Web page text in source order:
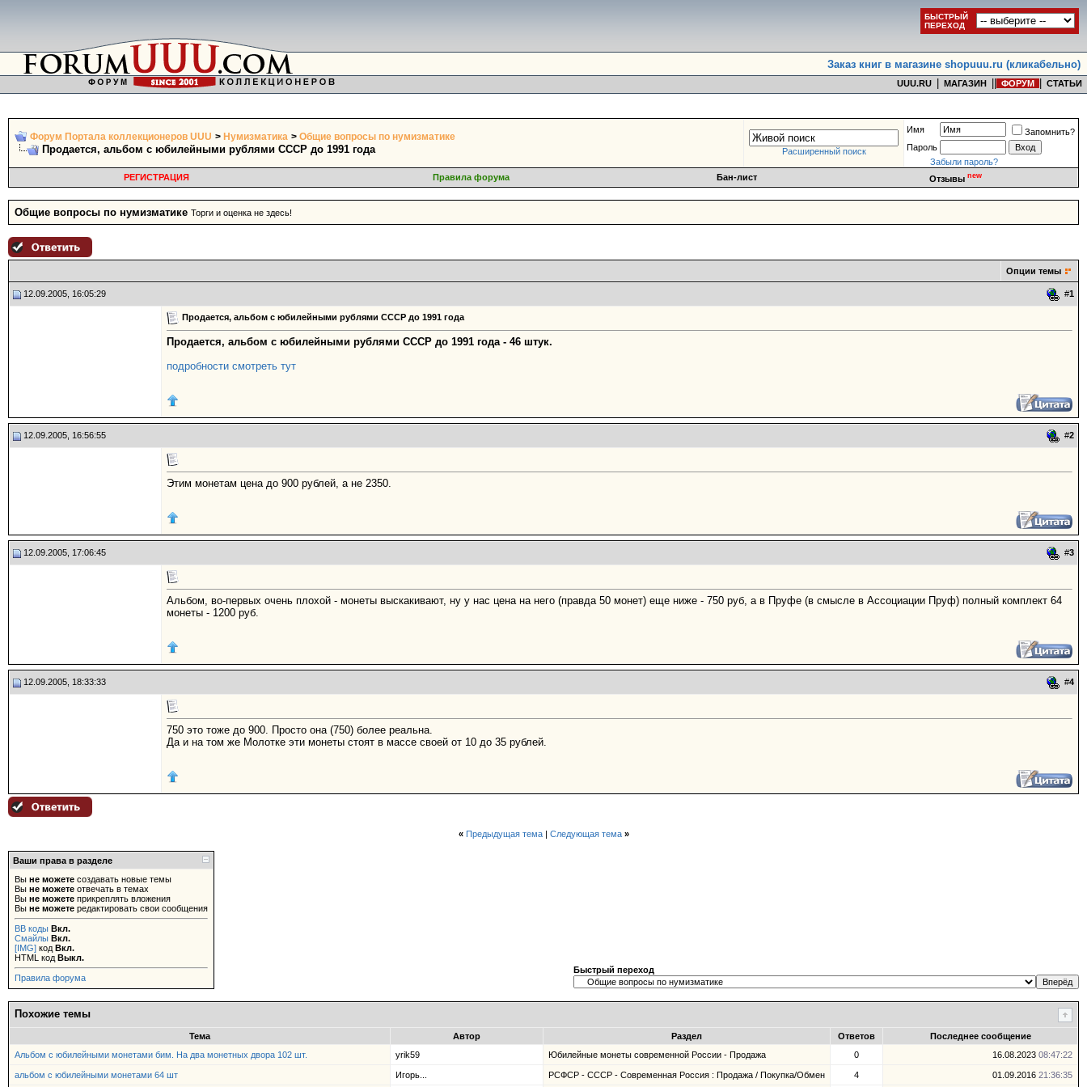
БЫСТРЫЙ
ПЕРЕХОД
Заказ книг в магазине shopuuu.ru (кликабельно)
UUU.RU МАГАЗИН ФОРУМ СТАТЬИ
Форум Портала коллекционеров UUU > Нумизматика > Общие вопросы по нумизматике
Продается, альбом с юбилейными рублями СССР до 1991 года Расширенный поиск
Имя
Запомнить?
Пароль
Забыли пароль?
РЕГИСТРАЦИЯ
Правила форума Бан-лист Отзывы new
Общие вопросы по нумизматике Торги и оценка не здесь!
Опции темы
12.09.2005, 16:05:29 #1
Продается, альбом с юбилейными рублями СССР до 1991 года
Продается, альбом с юбилейными рублями СССР до 1991 года - 46 штук.
подробности смотреть тут
12.09.2005, 16:56:55 #2
Этим монетам цена до 900 рублей, а не 2350.
12.09.2005, 17:06:45 #3
Альбом, во-первых очень плохой - монеты выскакивают, ну у нас цена на него (правда 50 монет) еще ниже - 750 руб, а в Пруфе (в смысле в Ассоциации Пруф) полный комплект 64
монеты - 1200 руб.
12.09.2005, 18:33:33 #4
750 это тоже до 900. Просто она (750) более реальна.
Да и на том же Молотке эти монеты стоят в массе своей от 10 до 35 рублей.
« Предыдущая тема| Следующая тема »
Ваши права в разделе
Вы не можете создавать новые темы
Вы не можете отвечать в темах
Вы не можете прикреплять вложения
Вы не можете редактировать свои сообщения
BB коды Вкл.
Смайлы Вкл.
[IMG] код Вкл.
HTML код Выкл.
Правила форума
Быстрый переход
Похожие темы
Тема Автор Раздел Ответов
Последнее сообщение
Альбом с юбилейными монетами бим. На два монетных двора 102 шт.
yrik59 Юбилейные монеты современной России - Продажа 0 16.08.2023 08:47:22
альбом с юбилейными монетами 64 шт Игорь... РСФСР - СССР - Современная Россия : Продажа / Покупка/Обмен 4 01.09.2016 21:36:35